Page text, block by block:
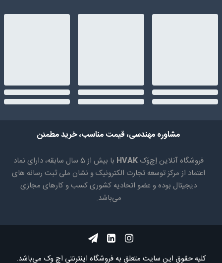
مشاوره مهندسی، قیمت مناسب، خرید مطمئن
فروشگاه آنلاین اِچ‌وَک HVAK
با بیش از 5 سال سابقه، دارای نماد
اعتماد از مرکز توسعه تجارت الکترونیک و نشان ملی ثبت رسانه های
دیجیتال بوده و عضو اتحادیه کشوری کسب و کارهای مجازی
می‌باشد.
کلیه حقوق اين سايت متعلق به فروشگاه اینترنتی اچ وک می‌باشد.